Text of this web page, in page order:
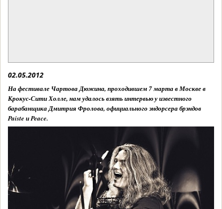
02.05.2012
На фестивале Чартова Дюжина, проходившем 7 марта в Москве в
Крокус-Сити Холле, нам удалось взять интервью у известного
барабанщика Дмитрия Фролова, официального эндорсера брэндов
Paiste и Peace.